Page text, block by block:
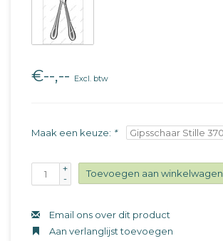
€--,-- Excl. btw
Maak een keuze: *
+
-
Toevoegen aan winkelwagen
Email ons over dit product
Aan verlanglijst toevoegen